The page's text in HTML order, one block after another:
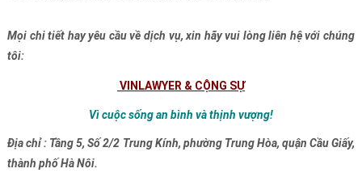
Mọi chi tiết hay yêu cầu về dịch vụ, xin hãy vui lòng liên hệ với chúng
tôi:
VINLAWYER & CỘNG SỰ
Vì cuộc sống an bình và thịnh vượng!
Địa chỉ : Tầng 5, Số 2/2 Trung Kính, phường Trung Hòa, quận Cầu Giấy,
thành phố Hà Nôi.